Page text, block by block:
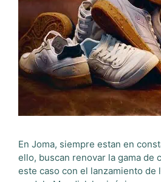
En Joma, siempre estan en
ello, buscan renovar la gama de
este caso con el lanzamiento de